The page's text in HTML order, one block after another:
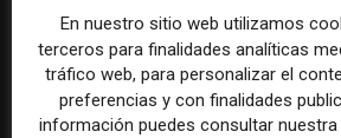
En nuestro sitio web utilizamos
terceros para finalidades analíticas
tráfico web, para personalizar el
preferencias y con finalidades
información puedes consultar